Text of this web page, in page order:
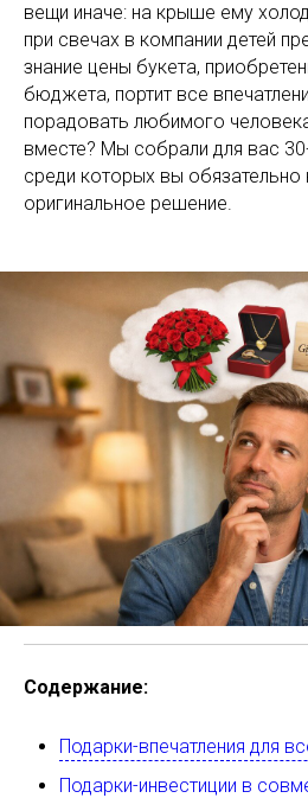
вещи иначе: на крыше ему
при свечах в компании детей
знание цены букета,
бюджета, портит все
порадовать любимого
вместе? Мы собрали для вас
среди которых вы обязательно
оригинальное решение.
Содержание:
Подарки-впечатления для
Подарки-инвестиции в